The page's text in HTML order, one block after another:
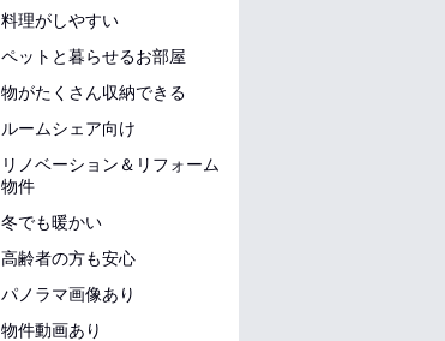
料理がしやすい
ペットと暮らせるお部屋
物がたくさん収納できる
ルームシェア向け
リノベーション＆リフォーム
物件
冬でも暖かい
高齢者の方も安心
パノラマ画像あり
物件動画あり